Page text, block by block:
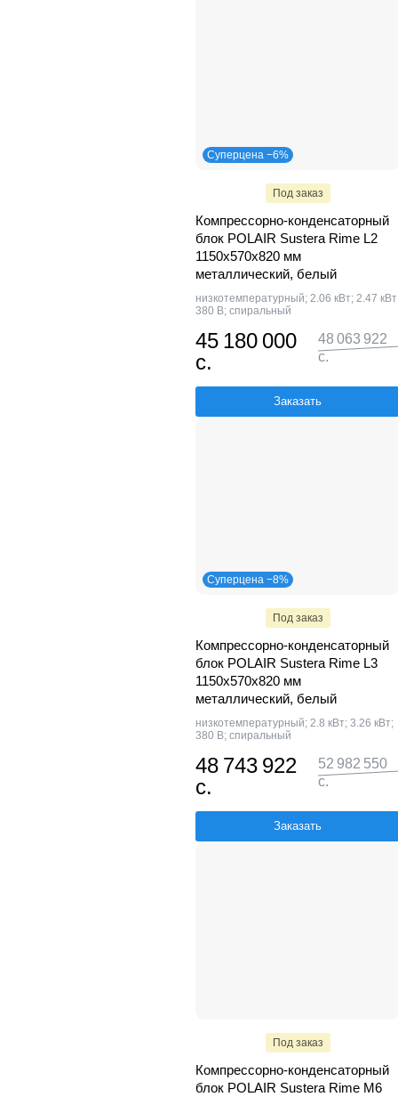
Суперцена −6%
Под заказ
Компрессорно-конденсаторный
блок POLAIR Sustera Rime L2
1150x570x820 мм
металлический, белый
низкотемпературный; 2.06 кВт; 2.47
380 В; спиральный
45 180 000
с.
48 063 922
с.
Заказать
Суперцена −8%
Под заказ
Компрессорно-конденсаторный
блок POLAIR Sustera Rime L3
1150x570x820 мм
металлический, белый
низкотемпературный; 2.8 кВт; 3.26 кВт;
380 В; спиральный
48 743 922
с.
52 982 550
с.
Заказать
Под заказ
Компрессорно-конденсаторный
блок POLAIR Sustera Rime M6